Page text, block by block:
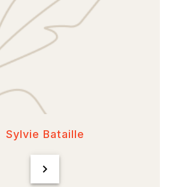
Sylvie Bataille
chevron_right